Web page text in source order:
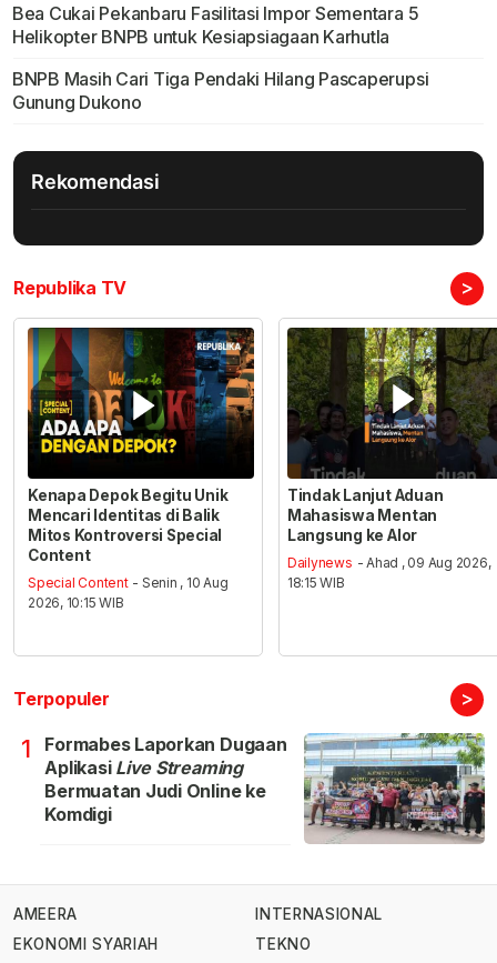
Bea Cukai Pekanbaru Fasilitasi Impor Sementara 5
Helikopter BNPB untuk Kesiapsiagaan Karhutla
BNPB Masih Cari Tiga Pendaki Hilang Pascaperupsi
Gunung Dukono
Rekomendasi
Republika TV >
Kenapa Depok Begitu Unik
Mencari Identitas di Balik
Mitos Kontroversi Special
Content
Special Content - Senin , 10 Aug
2026, 10:15 WIB
Tindak Lanjut Aduan
Mahasiswa Mentan
Langsung ke Alor
Dailynews - Ahad , 09 Aug 2026,
18:15 WIB
Terpopuler >
1
Formabes Laporkan Dugaan
Aplikasi Live Streaming
Bermuatan Judi Online ke
Komdigi
AMEERA
EKONOMI SYARIAH
INTERNASIONAL
TEKNO